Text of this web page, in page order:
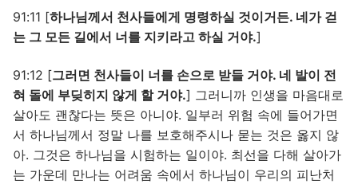
91:11 [하나님께서 천사들에게 명령하실 것이거든. 네가 걷
는 그 모든 길에서 너를 지키라고 하실 거야.]
91:12 [그러면 천사들이 너를 손으로 받들 거야. 네 발이 전
혀 돌에 부딪히지 않게 할 거야.] 그러니까 인생을 마음대로
살아도 괜찮다는 뜻은 아니야. 일부러 위험 속에 들어가면
서 하나님께서 정말 나를 보호해주시나 묻는 것은 옳지 않
아. 그것은 하나님을 시험하는 일이야. 최선을 다해 살아가
는 가운데 만나는 어려움 속에서 하나님이 우리의 피난처